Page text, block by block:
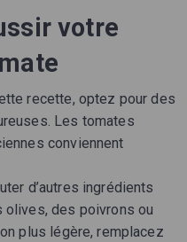
votre
recette, optez pour des
Les tomates
conviennent
d’autres ingrédients
olives, des poivrons ou
plus légère, remplacez